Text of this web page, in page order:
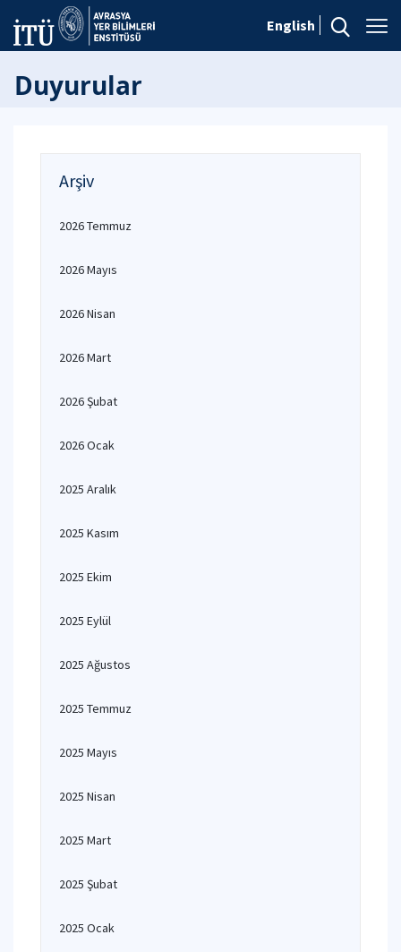
English
Duyurular
Arşiv
2026 Temmuz
2026 Mayıs
2026 Nisan
2026 Mart
2026 Şubat
2026 Ocak
2025 Aralık
2025 Kasım
2025 Ekim
2025 Eylül
2025 Ağustos
2025 Temmuz
2025 Mayıs
2025 Nisan
2025 Mart
2025 Şubat
2025 Ocak